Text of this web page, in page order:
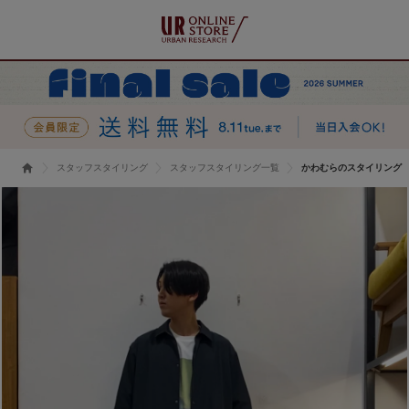
スタッフスタイリング スタッフスタイリング一覧 かわむらのスタイリング